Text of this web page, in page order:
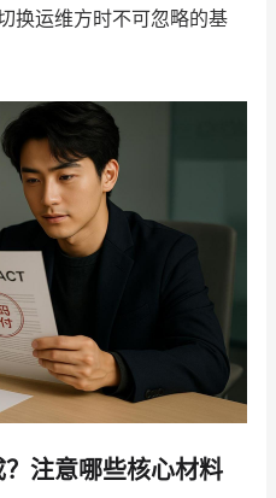
认证代理商
设计服务商
数据通服务
换运维方时不可忽略的基
注意哪些核心材料